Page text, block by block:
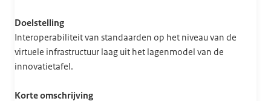
Doelstelling
Interoperabiliteit van standaarden op het niveau van de
virtuele infrastructuur laag uit het lagenmodel van de
innovatietafel.
Korte omschrijving